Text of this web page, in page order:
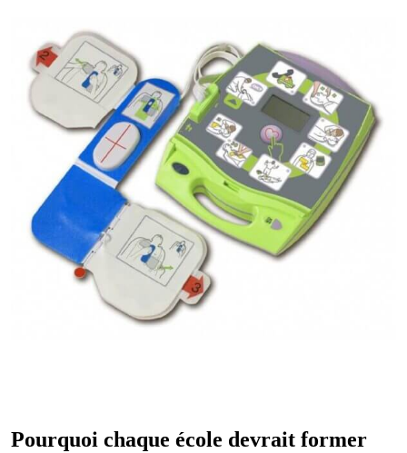
Pourquoi chaque école devrait former